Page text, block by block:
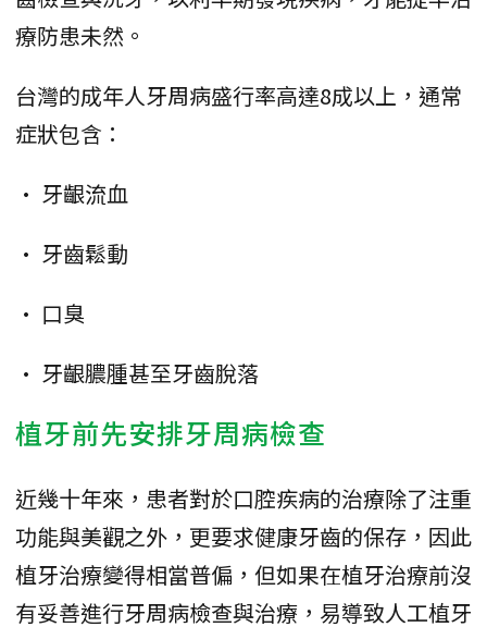
療防患未然。
台灣的成年人牙周病盛行率高達8成以上，通常
症狀包含：
• 牙齦流血
• 牙齒鬆動
• 口臭
• 牙齦膿腫甚至牙齒脫落
植牙前先安排牙周病檢查
近幾十年來，患者對於口腔疾病的治療除了注重
功能與美觀之外，更要求健康牙齒的保存，因此
植牙治療變得相當普偏，但如果在植牙治療前沒
有妥善進行牙周病檢查與治療，易導致人工植牙